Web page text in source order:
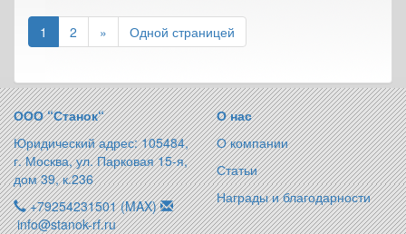
1 2 » Одной страницей
ООО “Станок“
Юридический адрес: 105484,
г. Москва, ул. Парковая 15-я,
дом 39, к.236
+79254231501 (MAX)
info@stanok-rf.ru
О нас
О компании
Статьи
Награды и благодарности